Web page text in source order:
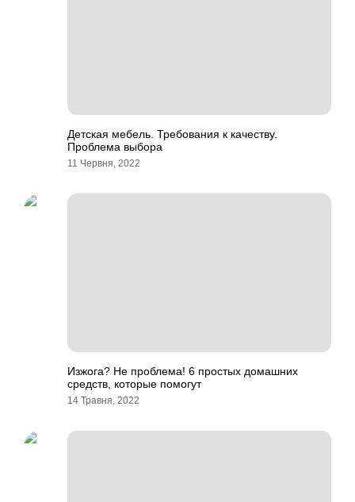
Детская мебель. Требования к качеству.
Проблема выбора
11 Червня, 2022
Изжога? Не проблема! 6 простых домашних
средств, которые помогут
14 Травня, 2022